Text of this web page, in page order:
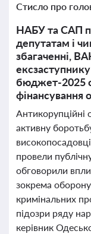
Стисло про
НАБУ та САП
депутатам і
збагаченні,
бюджет-2025
фінансування
Антикорупційні
активну
провели
обговорили
зокрема
кримінальних
підозри ряду
керівник